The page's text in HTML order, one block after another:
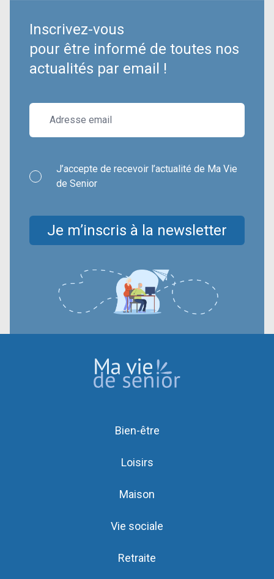
Inscrivez-vous
pour être informé de toutes nos
actualités par email !
J’accepte de recevoir l’actualité de Ma Vie
de Senior
Je m’inscris à la newsletter
Bien-être
Loisirs
Maison
Vie sociale
Retraite